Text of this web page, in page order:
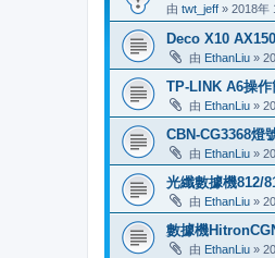
由 twt_jeff » 2018年
Deco X10
由 EthanLiu »
TP-LINK A6操作
由 EthanLiu »
CBN-CG3368燈
由 EthanLiu »
光纖數據機812/
由 EthanLiu »
數據機
由 EthanLiu »